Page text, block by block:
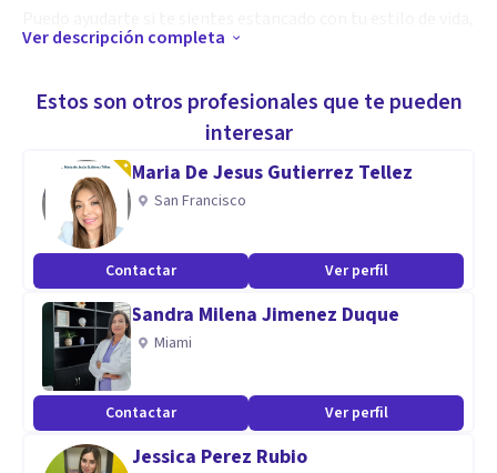
si quieres hacer cambios para mejorar tu salud y generar
actividad física, tabaco, estrés.
Ver descripción completa
Estos son otros profesionales que te pueden
interesar
Maria De Jesus Gutierrez Tellez
San Francisco
Contactar Ver perfil
Sandra Milena Jimenez Duque
Miami
Contactar Ver perfil
Jessica Perez Rubio